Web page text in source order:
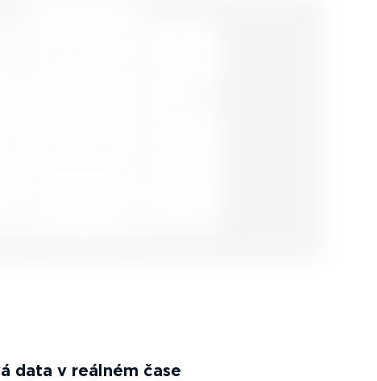
data v reálném čase